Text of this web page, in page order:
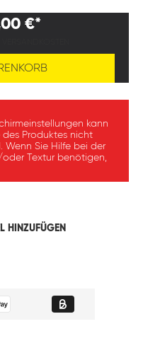
€*
kann
Produktes nicht
Sie Hilfe bei der
Textur benötigen,
HINZUFÜGEN